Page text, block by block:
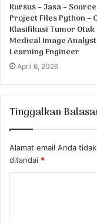
Kursus – Jasa –
Project Files Python –
Klasifikasi Tumor Otak
Medical Image
Learning Engineer
April 6, 2026
Tinggalkan
Alamat email Anda
ditandai *